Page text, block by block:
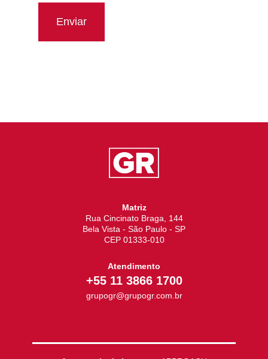
Matriz
Rua Cincinato Braga, 144
Bela Vista - São Paulo - SP
CEP 01333-010
Atendimento
+55 11 3866 1700
grupogr@grupogr.com.br